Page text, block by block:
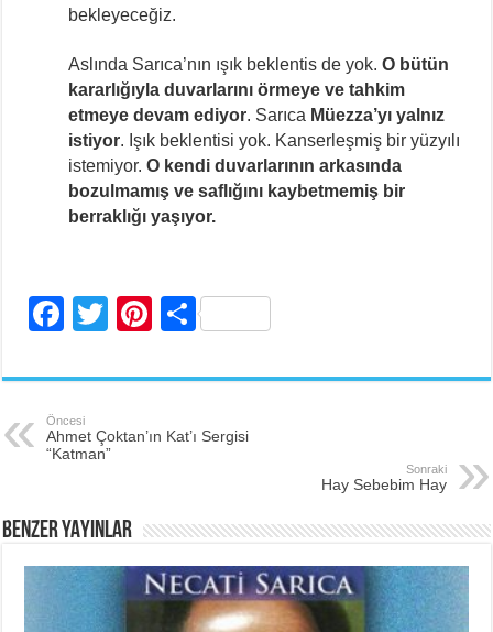
bekleyeceğiz.
Aslında Sarıca’nın ışık beklentis de yok.O bütün
kararlığıyla duvarlarını örmeye ve tahkim
etmeye devam ediyor. Sarıca Müezza’yı yalnız
istiyor. Işık beklentisi yok. Kanserleşmiş bir yüzyılı
istemiyor.O kendi duvarlarının arkasında
bozulmamış ve saflığını kaybetmemiş bir
berraklığı yaşıyor.
F
c
e
b
o
k
T
tt
Pi
er
st
S
ar
Öncesi
Ahmet Çoktan’ın Kat’ı Sergisi
“Katman”
Sonraki
Hay Sebebim Hay
BENZER YAYINLAR